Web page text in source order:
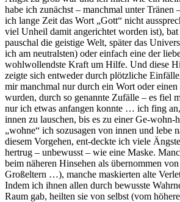
habe ich zunächst – manchmal unter Tränen
ich lange Zeit das Wort „Gott“ nicht
viel Unheil damit angerichtet worden ist),
pauschal die geistige Welt, später das
ich am neutralsten) oder einfach eine der
wohlwollendste Kraft um Hilfe. Und diese
zeigte sich entweder durch plötzliche
mir manchmal nur durch ein Wort oder
wurden, durch so genannte Zufälle – es fiel
nur ich etwas anfangen konnte … ich fing
innen zu lauschen, bis es zu einer Ge-wohn-
„wohne“ ich sozusagen von innen und lebe
diesem Vorgehen, ent-deckte ich viele
hertrug – unbewusst – wie eine Maske.
beim näheren Hinsehen als übernommen
Großeltern …), manche maskierten alte
Indem ich ihnen allen durch bewusste
Raum gab, heilten sie von selbst (vom